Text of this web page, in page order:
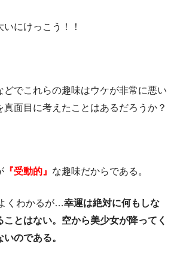
にけっこう！！
どでこれらの趣味はウケが非常に悪い
面目に考えたことはあるだろうか？
『受動的』 な趣味だからである。
くわかるが…幸運は絶対に何もしな
とはない。空から美少女が降ってく
のである。